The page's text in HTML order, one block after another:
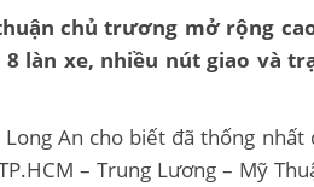
chủ trương mở rộng cao
làn xe, nhiều nút giao và
An cho biết đã thống
– Trung Lương – Mỹ